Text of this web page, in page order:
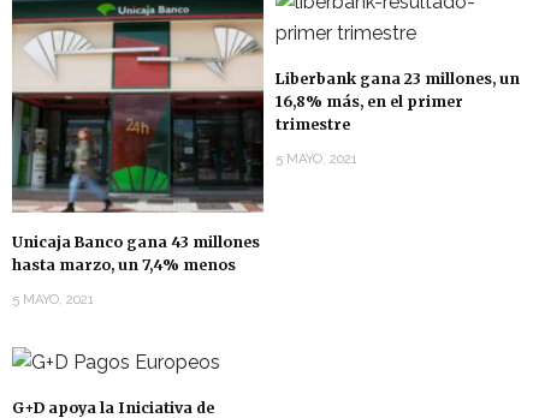
Unicaja Banco gana 43 millones
hasta marzo, un 7,4% menos
5 MAYO, 2021
Liberbank gana 23 millones, un
16,8% más, en el primer
trimestre
5 MAYO, 2021
G+D apoya la Iniciativa de